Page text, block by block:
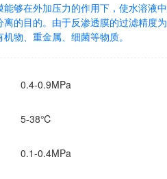
够在外加压力的作用下，使水溶液
的目的。由于反渗透膜的过滤精度
物、重金属、细菌等物质。
0.4-0.9MPa
5-38℃
0.1-0.4MPa